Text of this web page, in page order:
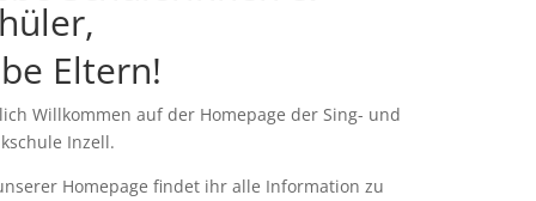
Eltern!
Willkommen auf der Homepage der Sing- und
Inzell.
Homepage findet ihr alle Information zu